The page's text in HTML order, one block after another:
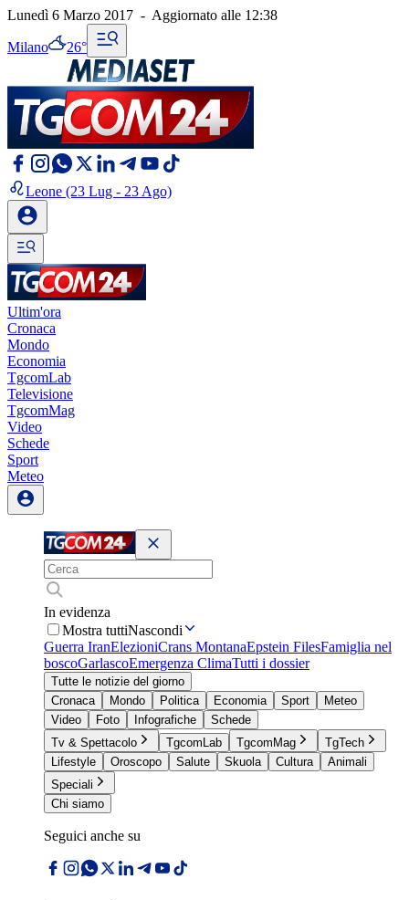
Lunedì 6 Marzo 2017 - Aggiornato alle 12:38
Milano 26°
Leone (23 Lug - 23 Ago)
Ultim'ora
Cronaca
Mondo
Economia
TgcomLab
Televisione
TgcomMag
Video
Schede
Sport
Meteo
In evidenza
Mostra tuttiNascondi
Guerra IranElezioniCrans MontanaEpstein FilesFamiglia nel
boscoGarlascoEmergenza ClimaTutti i dossier
Tutte le notizie del giorno
Cronaca
Mondo Politica Economia Sport
Meteo
Video
Foto Infografiche
Schede
Tv & Spettacolo
TgcomLab TgcomMag
TgTech
Lifestyle
Oroscopo Salute Skuola Cultura
Animali
Speciali
Chi siamo
Seguici anche su